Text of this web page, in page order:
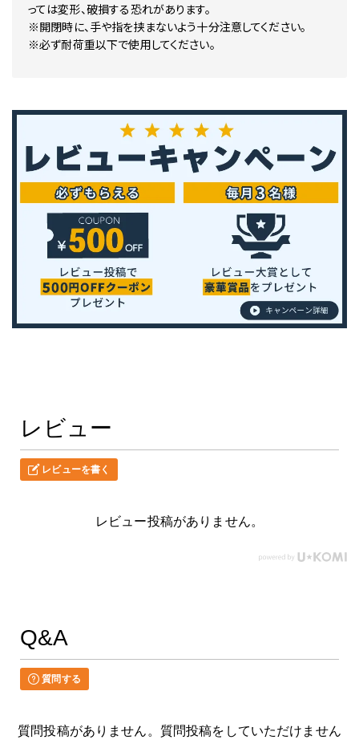
っては変形、破損する恐れがあります。
※開閉時に、手や指を挟まないよう十分注意してください。
※必ず耐荷重以下で使用してください。
レビュー
レビューを書く
レビュー投稿がありません。
Q&A
質問する
質問投稿がありません。質問投稿をしていただけません